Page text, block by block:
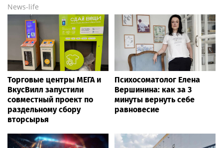
News-life
Торговые центры МЕГА и
ВкусВилл запустили
совместный проект по
раздельному сбору
вторсырья
Психосоматолог Елена
Вершинина: как за 3
минуты вернуть себе
равновесие